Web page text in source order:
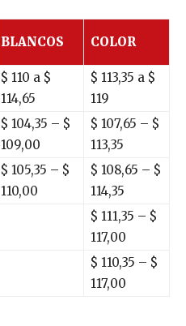
BLANCOS COLOR
$ 110 a $
114,65
$ 113,35 a $
119
$ 104,35 – $
109,00
$ 107,65 – $
113,35
$ 105,35 – $
110,00
$ 108,65 – $
114,35
$ 111,35 – $
117,00
$ 110,35 – $
117,00